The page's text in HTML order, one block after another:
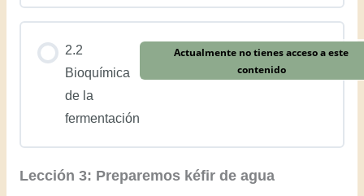
2.2
Bioquímica
de la
fermentación
Actualmente no tienes acceso a este
contenido
Lección 3: Preparemos kéfir de agua